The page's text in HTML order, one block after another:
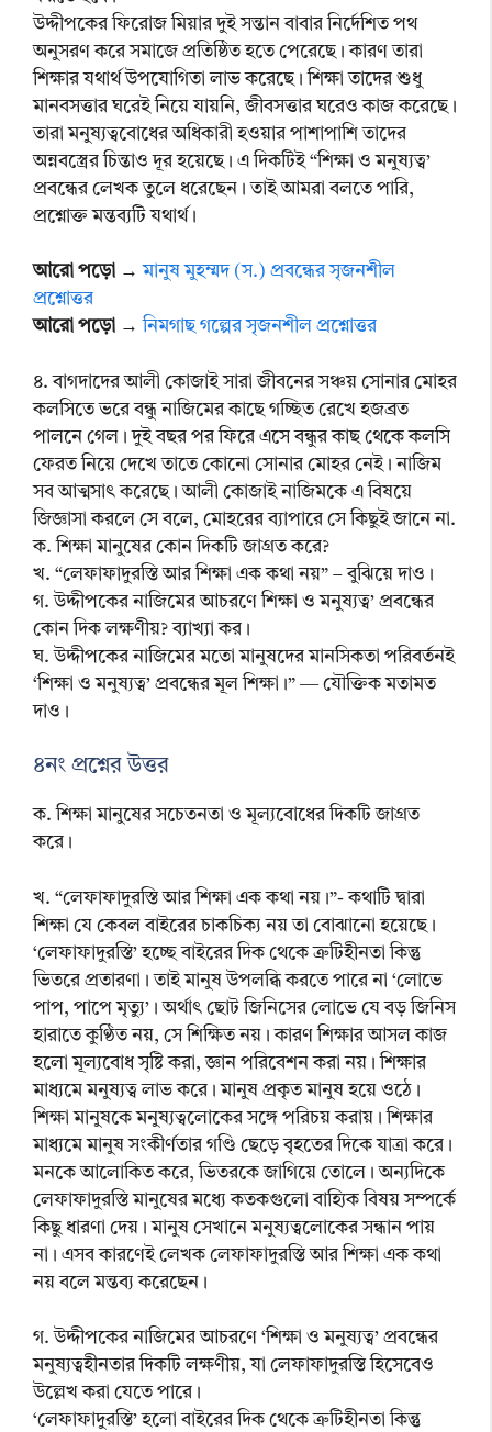
উদ্দীপকের ফিরোজ মিয়ার দুই সন্তান বাবার নির্দেশিত পথ
অনুসরণ করে সমাজে প্রতিষ্ঠিত হতে পেরেছে। কারণ তারা
শিক্ষার যথার্থ উপযোগিতা লাভ করেছে। শিক্ষা তাদের শুধু
মানবসত্তার ঘরেই নিয়ে যায়নি, জীবসত্তার ঘরেও কাজ করেছে।
তারা মনুষ্যত্ববোধের অধিকারী হওয়ার পাশাপাশি তাদের
অন্নবস্ত্রের চিন্তাও দূর হয়েছে। এ দিকটিই “শিক্ষা ও মনুষ্যত্ব’
প্রবন্ধের লেখক তুলে ধরেছেন। তাই আমরা বলতে পারি,
প্রশ্নোক্ত মন্তব্যটি যথার্থ।
আরো পড়ো → মানুষ মুহম্মদ (স.) প্রবন্ধের সৃজনশীল
প্রশ্নোত্তর
আরো পড়ো → নিমগাছ গল্পের সৃজনশীল প্রশ্নোত্তর
৪. বাগদাদের আলী কোজাই সারা জীবনের সঞ্চয় সোনার মোহর
কলসিতে ভরে বন্ধু নাজিমের কাছে গচ্ছিত রেখে হজব্রত
পালনে গেল। দুই বছর পর ফিরে এসে বন্ধুর কাছ থেকে কলসি
ফেরত নিয়ে দেখে তাতে কোনো সোনার মোহর নেই। নাজিম
সব আত্মসাৎ করেছে। আলী কোজাই নাজিমকে এ বিষয়ে
জিজ্ঞাসা করলে সে বলে, মোহরের ব্যাপারে সে কিছুই জানে না.
ক. শিক্ষা মানুষের কোন দিকটি জাগ্রত করে?
খ. “লেফাফাদুরস্তি আর শিক্ষা এক কথা নয়” – বুঝিয়ে দাও।
গ. উদ্দীপকের নাজিমের আচরণে শিক্ষা ও মনুষ্যত্ব’ প্রবন্ধের
কোন দিক লক্ষণীয়? ব্যাখ্যা কর।
ঘ. উদ্দীপকের নাজিমের মতো মানুষদের মানসিকতা পরিবর্তনই
‘শিক্ষা ও মনুষ্যত্ব’ প্রবন্ধের মূল শিক্ষা।” ― যৌক্তিক মতামত
দাও।
৪নং প্রশ্নের উত্তর
ক. শিক্ষা মানুষের সচেতনতা ও মূল্যবোধের দিকটি জাগ্রত
করে।
খ. “লেফাফাদুরস্তি আর শিক্ষা এক কথা নয়।”- কথাটি দ্বারা
শিক্ষা যে কেবল বাইরের চাকচিক্য নয় তা বোঝানো হয়েছে।
‘লেফাফাদুরস্তি’ হচ্ছে বাইরের দিক থেকে ত্রুটিহীনতা কিন্তু
ভিতরে প্রতারণা। তাই মানুষ উপলব্ধি করতে পারে না ‘লোভে
পাপ, পাপে মৃত্যু’। অর্থাৎ ছোট জিনিসের লোভে যে বড় জিনিস
হারাতে কুণ্ঠিত নয়, সে শিক্ষিত নয়। কারণ শিক্ষার আসল কাজ
হলো মূল্যবোধ সৃষ্টি করা, জ্ঞান পরিবেশন করা নয়। শিক্ষার
মাধ্যমে মনুষ্যত্ব লাভ করে। মানুষ প্রকৃত মানুষ হয়ে ওঠে।
শিক্ষা মানুষকে মনুষ্যত্বলোকের সঙ্গে পরিচয় করায়। শিক্ষার
মাধ্যমে মানুষ সংকীর্ণতার গণ্ডি ছেড়ে বৃহতের দিকে যাত্রা করে।
মনকে আলোকিত করে, ভিতরকে জাগিয়ে তোলে। অন্যদিকে
লেফাফাদুরস্তি মানুষের মধ্যে কতকগুলো বাহ্যিক বিষয় সম্পর্কে
কিছু ধারণা দেয়। মানুষ সেখানে মনুষ্যত্বলোকের সন্ধান পায়
না। এসব কারণেই লেখক লেফাফাদুরস্তি আর শিক্ষা এক কথা
নয় বলে মন্তব্য করেছেন।
গ. উদ্দীপকের নাজিমের আচরণে ‘শিক্ষা ও মনুষ্যত্ব’ প্রবন্ধের
মনুষ্যত্বহীনতার দিকটি লক্ষণীয়, যা লেফাফাদুরস্তি হিসেবেও
উল্লেখ করা যেতে পারে।
‘লেফাফাদুরস্তি’ হলো বাইরের দিক থেকে ত্রুটিহীনতা কিন্তু